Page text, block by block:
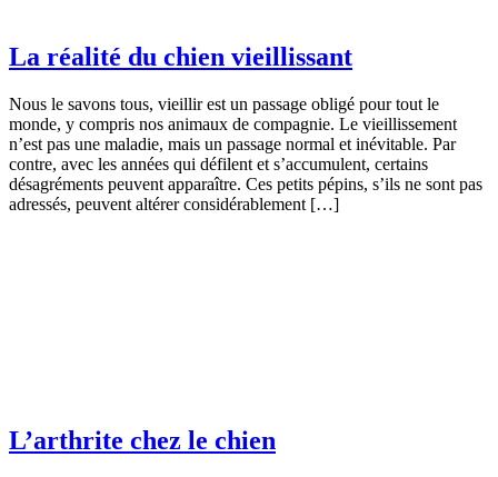
La réalité du chien vieillissant
Nous le savons tous, vieillir est un passage obligé pour tout le
monde, y compris nos animaux de compagnie. Le vieillissement
n’est pas une maladie, mais un passage normal et inévitable. Par
contre, avec les années qui défilent et s’accumulent, certains
désagréments peuvent apparaître. Ces petits pépins, s’ils ne sont pas
adressés, peuvent altérer considérablement […]
L’arthrite chez le chien